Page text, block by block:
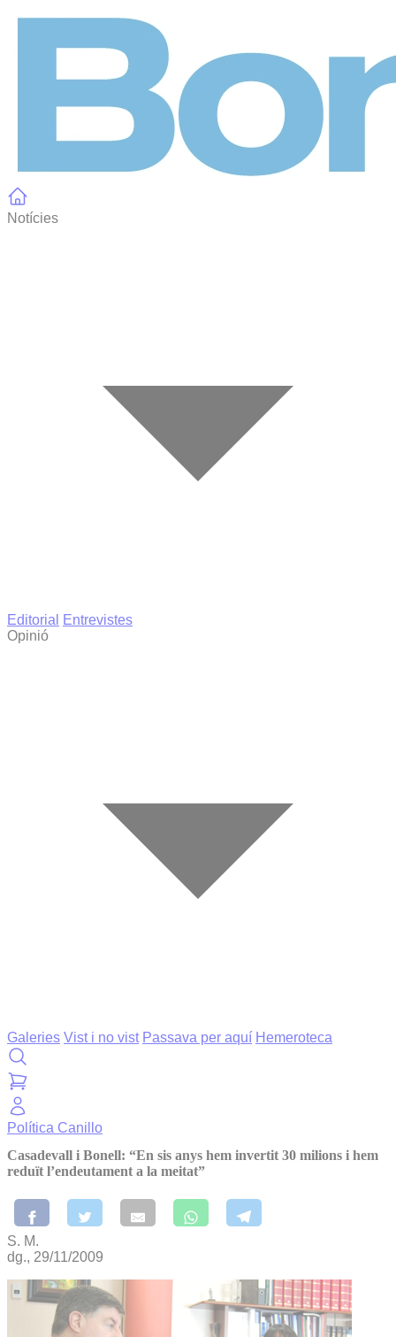
Notícies
Editorial
Entrevistes
Opinió
Galeries Vist i no vist Passava per aquí Hemeroteca
Política Canillo
Casadevall i Bonell: “En sis anys hem invertit 30 milions i hem
reduït l’endeutament a la meitat”
S. M.
dg., 29/11/2009